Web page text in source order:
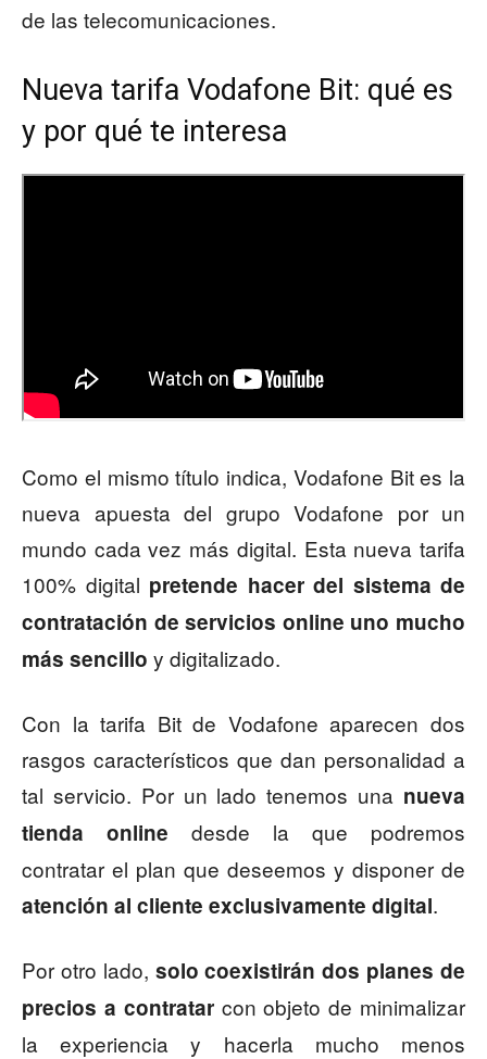
de las telecomunicaciones.
Nueva tarifa Vodafone Bit: qué es
y por qué te interesa
Como el mismo título indica, Vodafone Bit es la
nueva apuesta del grupo Vodafone por un
mundo cada vez más digital. Esta nueva tarifa
100% digital pretende hacer del sistema de
contratación de servicios online uno mucho
más sencillo y digitalizado.
Con la tarifa Bit de Vodafone aparecen dos
rasgos característicos que dan personalidad a
tal servicio. Por un lado tenemos una nueva
tienda online desde la que podremos
contratar el plan que deseemos y disponer de
atención al cliente exclusivamente digital.
Por otro lado, solo coexistirán dos planes de
precios a contratarcon objeto de minimalizar
la experiencia y hacerla mucho menos